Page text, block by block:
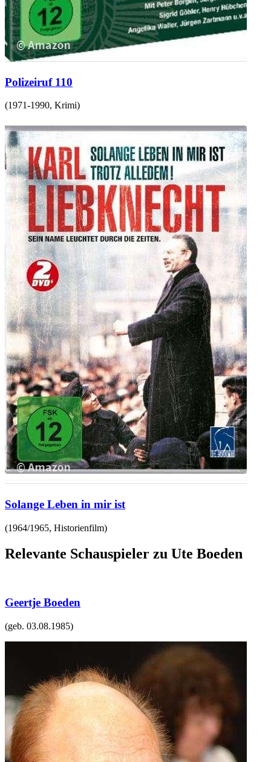
Polizeiruf 110
(1971-1990, Krimi)
Solange Leben in mir ist
(1964/1965, Historienfilm)
Relevante Schauspieler zu Ute Boeden
Geertje Boeden
(geb. 03.08.1985)